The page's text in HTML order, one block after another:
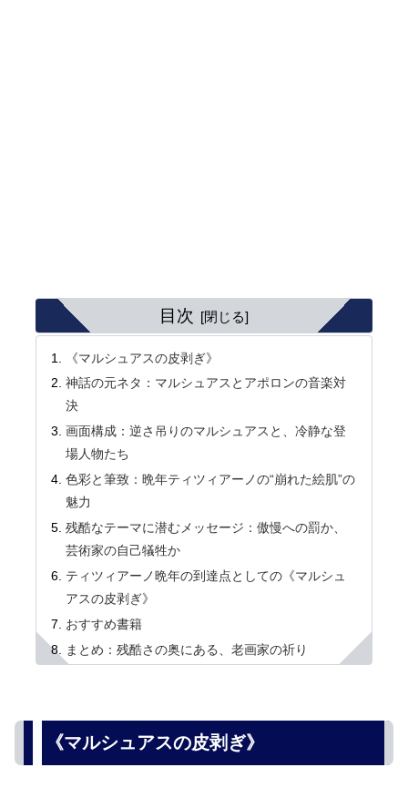
目次
《マルシュアスの皮剥ぎ》
神話の元ネタ：マルシュアスとアポロンの音楽対
決
画面構成：逆さ吊りのマルシュアスと、冷静な登
場人物たち
色彩と筆致：晩年ティツィアーノの“崩れた絵肌”の
魅力
残酷なテーマに潜むメッセージ：傲慢への罰か、
芸術家の自己犠牲か
ティツィアーノ晩年の到達点としての《マルシュ
アスの皮剥ぎ》
おすすめ書籍
まとめ：残酷さの奥にある、老画家の祈り
《マルシュアスの皮剥ぎ》